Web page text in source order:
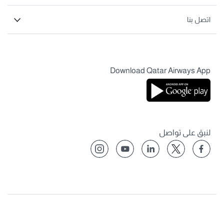
اتصل بنا
Download Qatar Airways App
لنبق على تواصل